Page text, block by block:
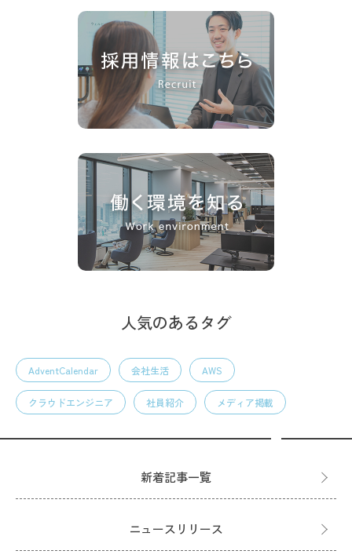
人気のあるタグ
AdventCalendar 会社生活 AWS
クラウドエンジニア 社員紹介 メディア掲載
新着記事一覧
ニュースリリース